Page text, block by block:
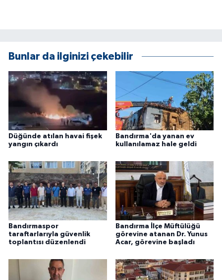
Bunlar da ilginizi çekebilir
Düğünde atılan havai fişek
yangın çıkardı
Bandırma'da yanan ev
kullanılamaz hale geldi
Bandırmaspor
taraftarlarıyla güvenlik
toplantısı düzenlendi
Bandırma İlçe Müftülüğü
görevine atanan Dr. Yunus
Acar, görevine başladı